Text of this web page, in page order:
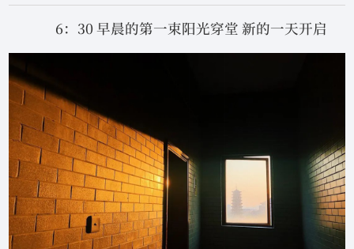
6：30 早晨的第一束阳光穿堂 新的一天开启